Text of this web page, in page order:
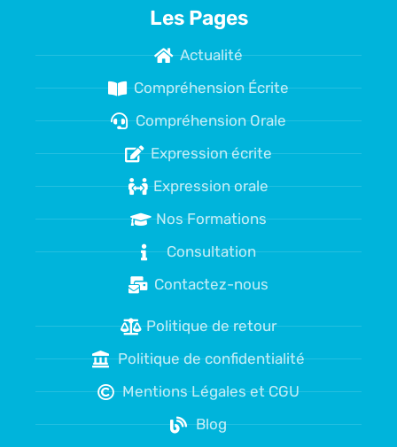
Les Pages
Actualité
Compréhension Écrite
Compréhension Orale
Expression écrite
Expression orale
Nos Formations
Consultation
Contactez-nous
Politique de retour
Politique de confidentialité
Mentions Légales et CGU
Blog